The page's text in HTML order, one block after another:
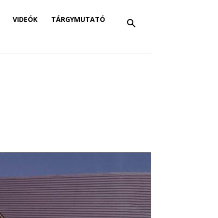
VIDEÓK TÁRGYMUTATÓ